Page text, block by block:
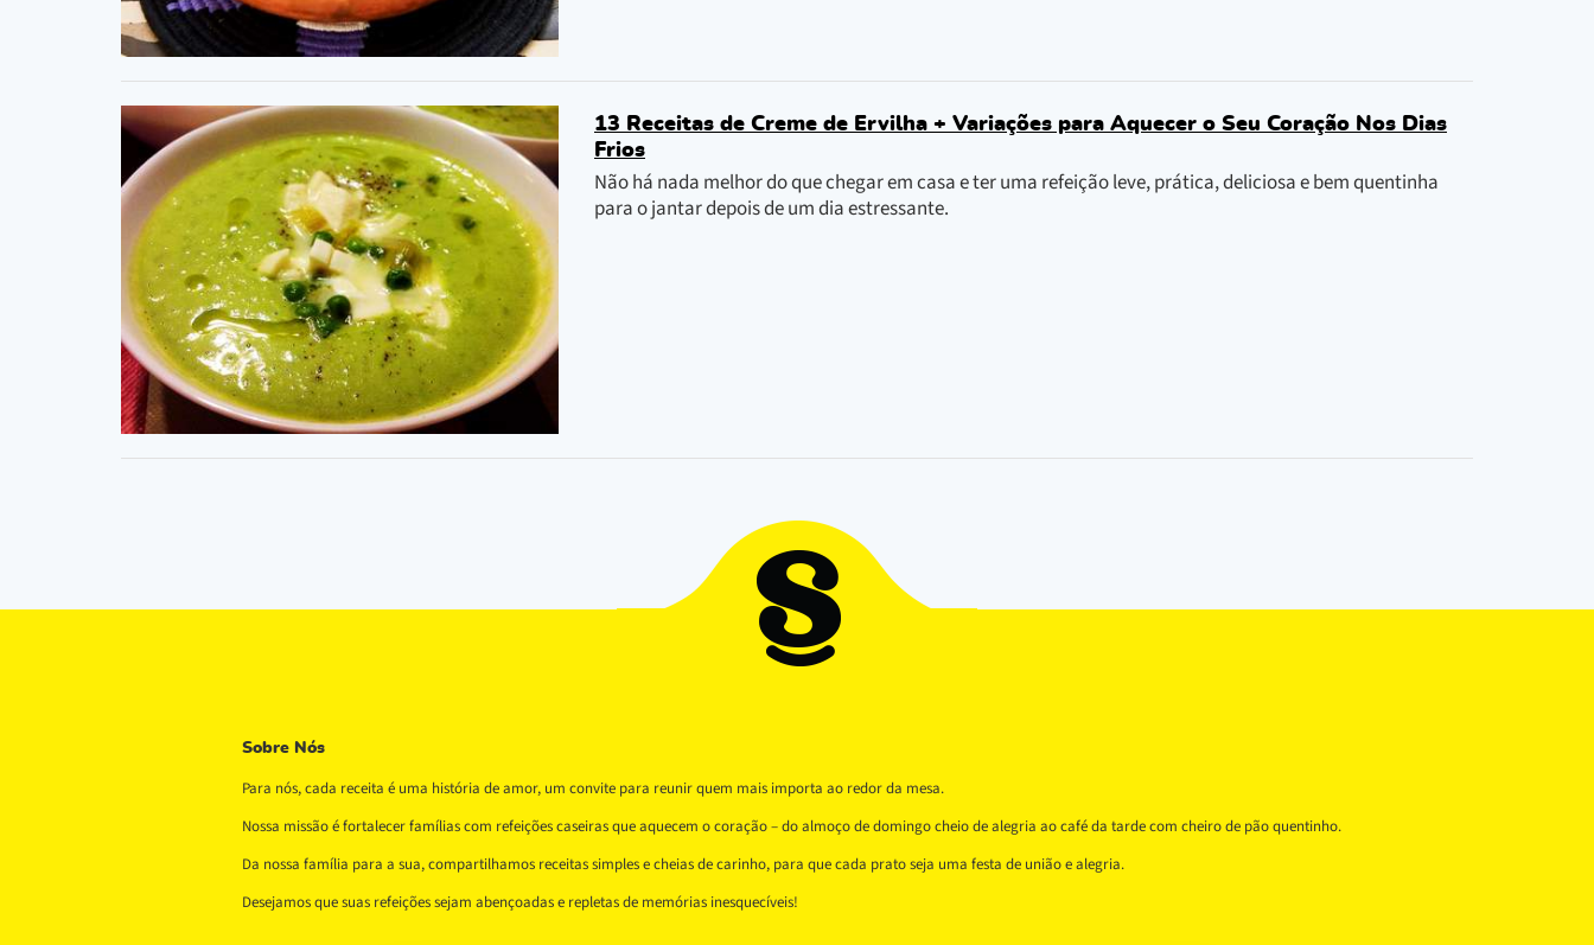
13 Receitas de Creme de Ervilha + Variações para Aquecer o Seu Coração Nos Dias
Frios
Não há nada melhor do que chegar em casa e ter uma refeição leve, prática, deliciosa e bem quentinha
para o jantar depois de um dia estressante.
Sobre Nós
Para nós, cada receita é uma história de amor, um convite para reunir quem mais importa ao redor da mesa.
Nossa missão é fortalecer famílias com refeições caseiras que aquecem o coração – do almoço de domingo cheio de alegria ao café da tarde com cheiro de pão quentinho.
Da nossa família para a sua, compartilhamos receitas simples e cheias de carinho, para que cada prato seja uma festa de união e alegria.
Desejamos que suas refeições sejam abençoadas e repletas de memórias inesquecíveis!